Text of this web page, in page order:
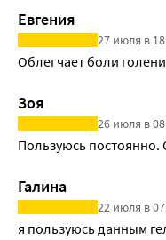
Евгения
27 июля в
Облегчает боли
Зоя
26 июля в
Пользуюсь постоянно.
Галина
22 июля в
я пользуюсь данным